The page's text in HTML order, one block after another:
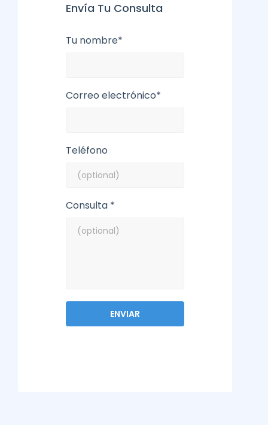
Envía Tu Consulta
Tu nombre*
Correo electrónico*
Teléfono
Consulta *